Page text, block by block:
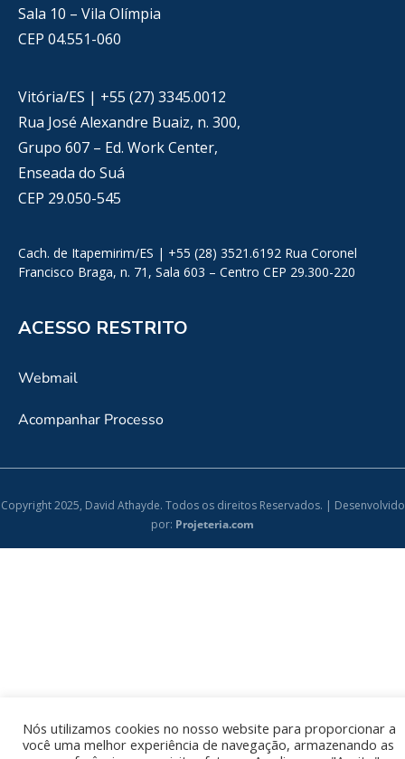
Sala 10 – Vila Olímpia
CEP 04.551-060
Vitória/ES | +55 (27) 3345.0012
Rua José Alexandre Buaiz, n. 300,
Grupo 607 – Ed. Work Center,
Enseada do Suá
CEP 29.050-545
Cach. de Itapemirim/ES | +55 (28) 3521.6192 Rua Coronel
Francisco Braga, n. 71, Sala 603 – Centro CEP 29.300-220
ACESSO RESTRITO
Webmail
Acompanhar Processo
Copyright 2025, David Athayde. Todos os direitos Reservados. | Desenvolvido
por: Projeteria.com
Nós utilizamos cookies no nosso website para proporcionar a
você uma melhor experiência de navegação, armazenando as